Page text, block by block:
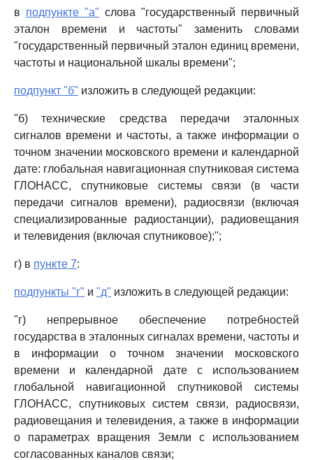
в подпункте "а" слова "государственный первичный
эталон времени и частоты" заменить словами
"государственный первичный эталон единиц времени,
частоты и национальной шкалы времени";
подпункт "б" изложить в следующей редакции:
"б) технические средства передачи эталонных
сигналов времени и частоты, а также информации о
точном значении московского времени и календарной
дате: глобальная навигационная спутниковая система
ГЛОНАСС, спутниковые системы связи (в части
передачи сигналов времени), радиосвязи (включая
специализированные радиостанции), радиовещания
и телевидения (включая спутниковое);";
г) в пункте 7:
подпункты "г" и "д" изложить в следующей редакции:
"г) непрерывное обеспечение потребностей
государства в эталонных сигналах времени, частоты и
в информации о точном значении московского
времени и календарной дате с использованием
глобальной навигационной спутниковой системы
ГЛОНАСС, спутниковых систем связи, радиосвязи,
радиовещания и телевидения, а также в информации
о параметрах вращения Земли с использованием
согласованных каналов связи;